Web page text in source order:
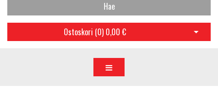
Hae
Ostoskori (0) 0,00 € Avaa